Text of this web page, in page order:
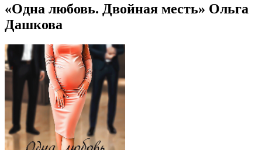
«Одна любовь. Двойная месть» Ольга
Дашкова